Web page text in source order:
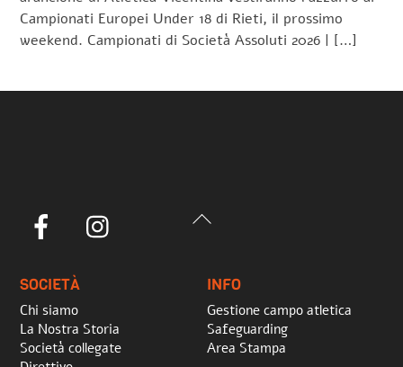
Campionati Europei Under 18 di Rieti, il prossimo
weekend. Campionati di Società Assoluti 2026 | […]
Back
Facebook
SOCIETÀ
Chi siamo
La Nostra Storia
Società collegate
INFO
Gestione campo atletica
Safeguarding
Area Stampa